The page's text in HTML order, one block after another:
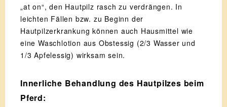
„at on“, den Hautpilz rasch zu verdrängen. In
leichten Fällen bzw. zu Beginn der
Hautpilzerkrankung können auch Hausmittel wie
eine Waschlotion aus Obstessig (2/3 Wasser und
1/3 Apfelessig) wirksam sein.
Innerliche Behandlung des Hautpilzes beim
Pferd: